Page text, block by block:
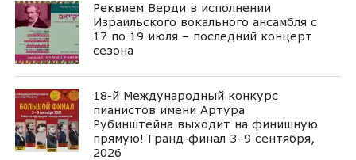
Реквием Верди в исполнении
Израильского вокального ансамбля с
17 по 19 июля – последний концерт
сезона
18-й Международный конкурс
пианистов имени Артура
Рубинштейна выходит на финишную
прямую! Гранд-финал 3–9 сентября,
2026